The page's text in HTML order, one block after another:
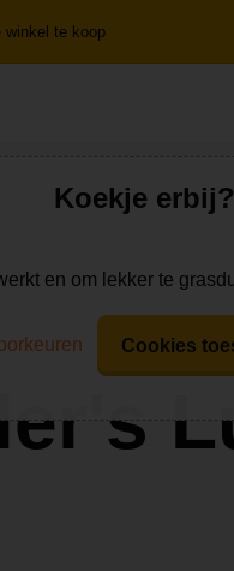
winkel te koop
Koekje erbij?
en om lekker te
Cookies